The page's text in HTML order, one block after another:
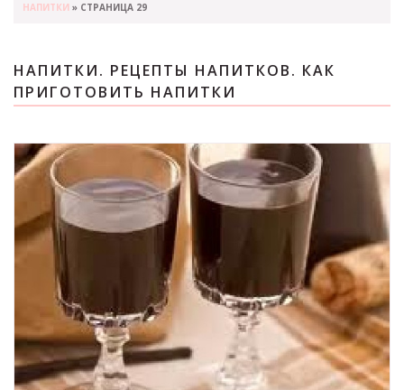
НАПИТКИ » СТРАНИЦА 29
НАПИТКИ. РЕЦЕПТЫ НАПИТКОВ. КАК
ПРИГОТОВИТЬ НАПИТКИ